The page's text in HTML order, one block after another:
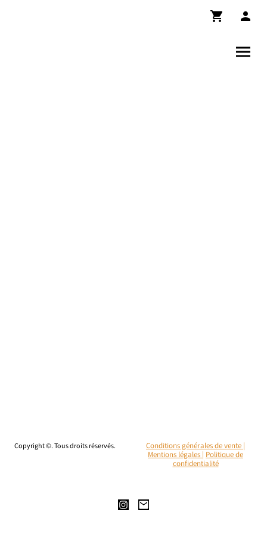
Copyright ©. Tous droits réservés.
Conditions générales de vente |
Mentions légales | Politique de
confidentialité